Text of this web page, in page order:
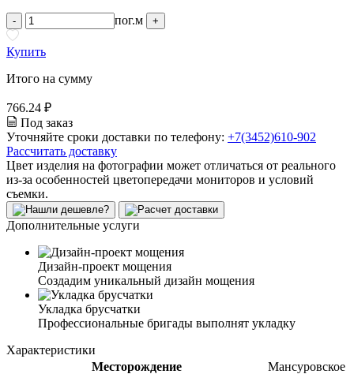
- пог.м +
Купить
Итого на сумму
766.24 ₽
Под заказ
Уточняйте сроки доставки по телефону: +7(3452)610-902
Рассчитать доставку
Цвет изделия на фотографии может отличаться от реального
из-за особенностей цветопередачи мониторов и условий
съемки.
Дополнительные услуги
Дизайн-проект мощения
Создадим уникальный дизайн мощения
Укладка брусчатки
Профессиональные бригады выполнят укладку
Характеристики
Месторождение
Мансуровское